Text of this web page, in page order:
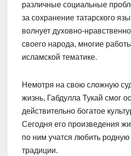
различные социальные
за сохранение татарского
волнует духовно-
своего народа, многие
исламской тематике.
Немотря на свою сложную
жизнь, Габдулла Тукай смог
действительно богатое
Сегодня его произведения
по ним учатся любить
традиции.